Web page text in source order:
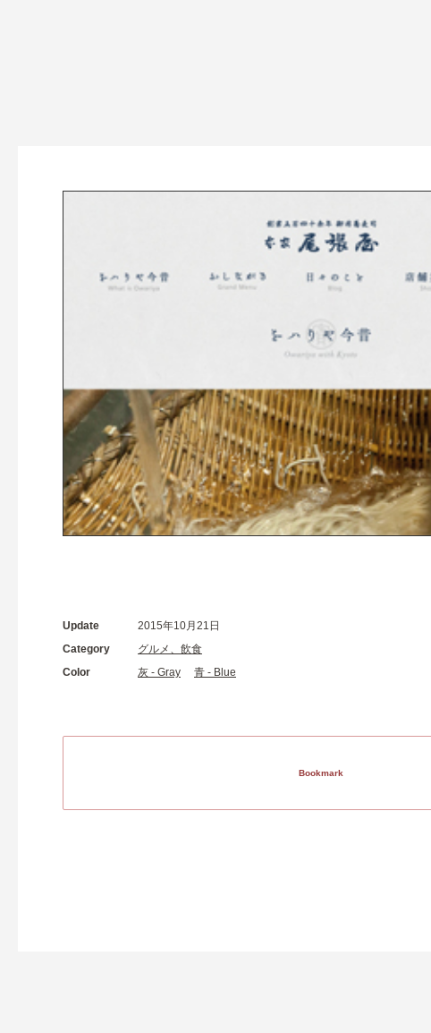
Update
2015年10月21日
Category
グルメ、飲食
Color
灰 - Gray 青 - Blue
Bookmark